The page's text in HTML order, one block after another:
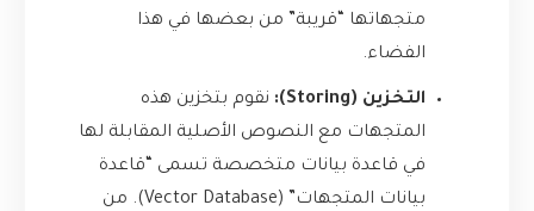
متجهاتها “قريبة” من بعضها في هذا
الفضاء.
التخزين (Storing):
نقوم بتخزين هذه
المتجهات مع النصوص الأصلية المقابلة لها
في قاعدة بيانات متخصصة تسمى “قاعدة
بيانات المتجهات” (Vector Database). من